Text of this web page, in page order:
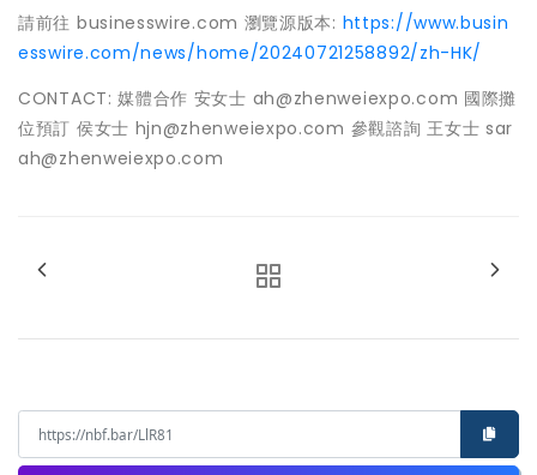
請前往 businesswire.com 瀏覽源版本: https://www.busin
esswire.com/news/home/20240721258892/zh-HK/
CONTACT: 媒體合作 安女士 ah@zhenweiexpo.com 國際攤
位預訂 侯女士 hjn@zhenweiexpo.com 參觀諮詢 王女士 sar
ah@zhenweiexpo.com